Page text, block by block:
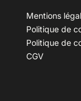
Mentions
Politique de
Politique de
CGV